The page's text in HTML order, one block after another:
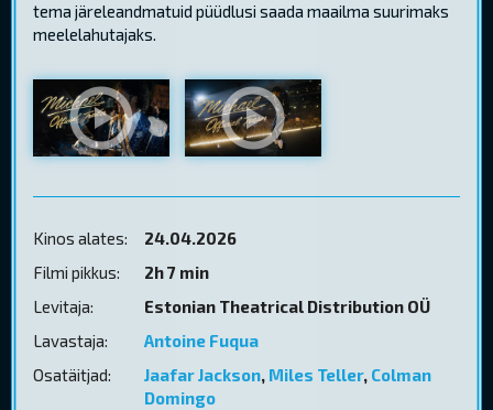
tema järeleandmatuid püüdlusi saada maailma suurimaks
meelelahutajaks.
Kinos alates:
24.04.2026
Filmi pikkus:
2h 7 min
Levitaja:
Estonian Theatrical Distribution OÜ
Lavastaja:
Antoine Fuqua
Osatäitjad:
Jaafar Jackson, Miles Teller, Colman
Domingo